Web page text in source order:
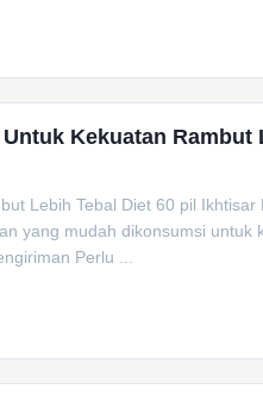
Kekuatan Rambut
Lebih Tebal Diet 60 pil Ikhtisar
yang mudah dikonsumsi untuk
Perlu ...